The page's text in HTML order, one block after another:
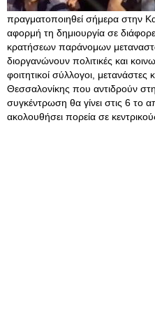
πραγματοποιηθεί σήμερα στην
αφορμή τη δημιουργία σε
κρατήσεων παράνομων
διοργανώνουν πολιτικές και
φοιτητικοί σύλλογοι, μετανάστες
Θεσσαλονίκης που αντιδρούν
συγκέντρωση θα γίνει στις 6 το
ακολουθήσει πορεία σε